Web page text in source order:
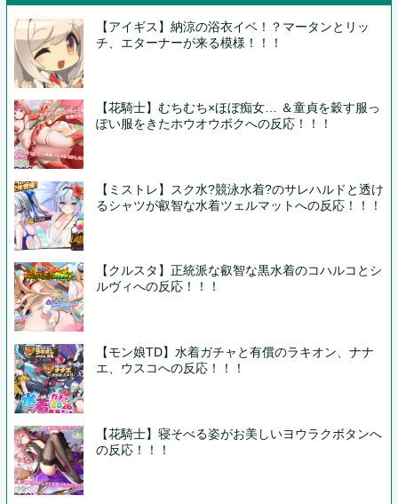
【アイギス】納涼の浴衣イベ！？マータンとリッ
チ、エターナーが来る模様！！！
【花騎士】むちむち×ほぼ痴女… ＆童貞を穀す服っ
ぽい服をきたホウオウボクへの反応！！！
【ミストレ】スク水?競泳水着?のサレハルドと透け
るシャツが叡智な水着ツェルマットへの反応！！！
【クルスタ】正統派な叡智な黒水着のコハルコとシ
ルヴィへの反応！！！
【モン娘TD】水着ガチャと有償のラキオン、ナナ
エ、ウスコへの反応！！！
【花騎士】寝そべる姿がお美しいヨウラクボタンへ
の反応！！！